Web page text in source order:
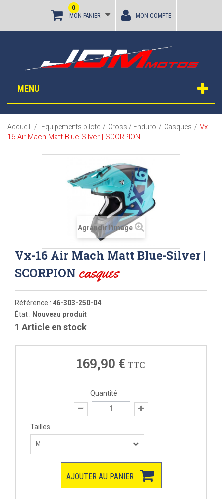
MON PANIER
0
MON COMPTE
MENU
Accueil / Equipements pilote / Cross / Enduro / Casques / Vx-
16 Air Mach Matt Blue-Silver | SCORPION
Agrandir l'image
Vx-16 Air Mach Matt Blue-Silver |
SCORPION casques
Référence : 46-303-250-04
État : Nouveau produit
1 Article en stock
169,90 € TTC
Quantité
Tailles
M
AJOUTER AU PANIER